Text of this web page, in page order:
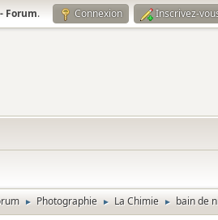
Forum. Connexion Inscrivez-
► Photographie ► La Chimie ► bain de